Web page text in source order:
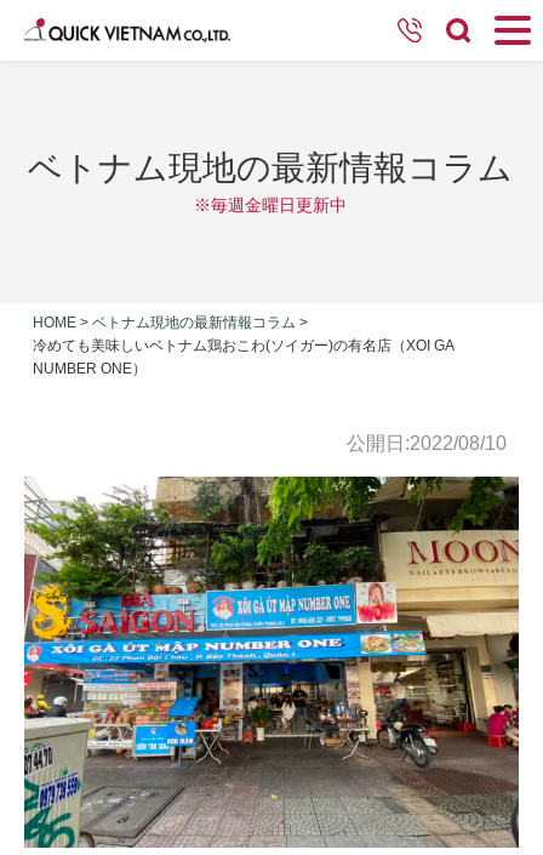
ベトナム現地の最新情報コラム
※毎週金曜日更新中
HOME > ベトナム現地の最新情報コラム >
冷めても美味しいベトナム鶏おこわ(ソイガー)の有名店（XOI GA
NUMBER ONE）
公開日:2022/08/10